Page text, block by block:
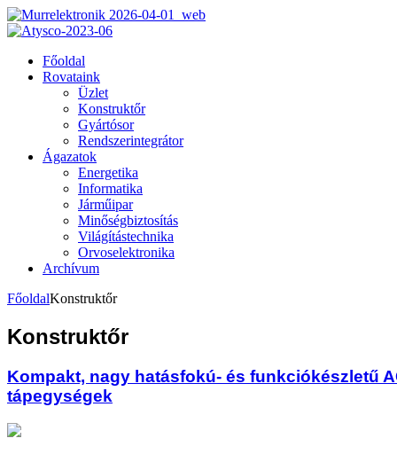
Főoldal
Rovataink
Üzlet
Konstruktőr
Gyártósor
Rendszerintegrátor
Ágazatok
Energetika
Informatika
Járműipar
Minőségbiztosítás
Világítástechnika
Orvoselektronika
Archívum
FőoldalKonstruktőr
Konstruktőr
Kompakt, nagy hatásfokú- és funkciókészletű
tápegységek